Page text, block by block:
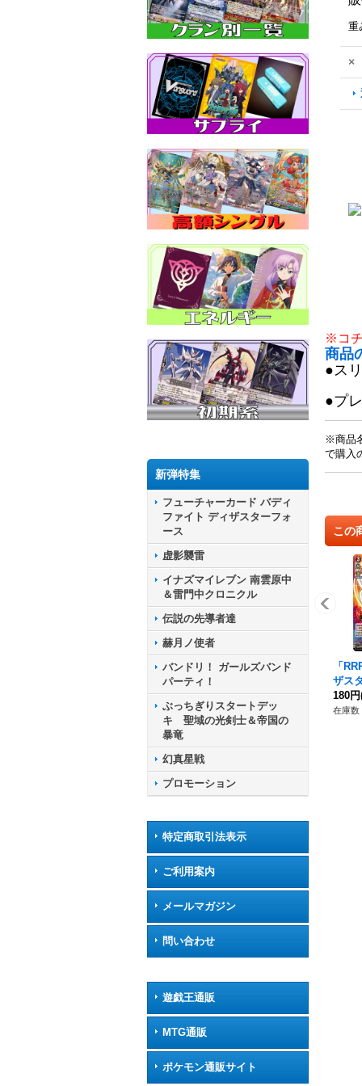
新弾特集
フューチャーカード バディ
ファイト ディザスターフォ
ース
虚影襲雷
イナズマイレブン 南雲原中
＆雷門中クロニクル
伝説の先導者達
赫月ノ使者
バンドリ！ ガールズバンド
パーティ！
ぶっちぎりスタートデッ
キ 聖域の光剣士＆帝国の
暴竜
幻真星戦
プロモーション
特定商取引法表示
ご利用案内
メールマガジン
問い合わせ
遊戯王通販
MTG通販
ポケモン通販サイト
重
×
※コ
商品
●ス
●プ
※商品
で購入
この
「
ザス
ア【
180円
在庫数